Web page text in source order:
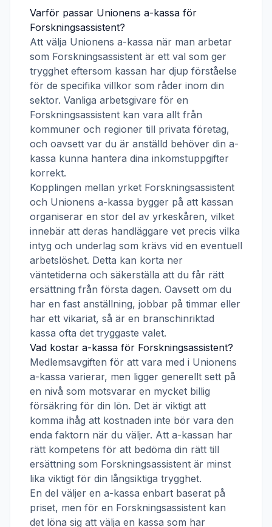
Varför passar Unionens a-kassa för
Forskningsassistent?
Att välja Unionens a-kassa när man arbetar
som Forskningsassistent är ett val som ger
trygghet eftersom kassan har djup förståelse
för de specifika villkor som råder inom din
sektor. Vanliga arbetsgivare för en
Forskningsassistent kan vara allt från
kommuner och regioner till privata företag,
och oavsett var du är anställd behöver din a-
kassa kunna hantera dina inkomstuppgifter
korrekt.
Kopplingen mellan yrket Forskningsassistent
och Unionens a-kassa bygger på att kassan
organiserar en stor del av yrkeskåren, vilket
innebär att deras handläggare vet precis vilka
intyg och underlag som krävs vid en eventuell
arbetslöshet. Detta kan korta ner
väntetiderna och säkerställa att du får rätt
ersättning från första dagen. Oavsett om du
har en fast anställning, jobbar på timmar eller
har ett vikariat, så är en branschinriktad
kassa ofta det tryggaste valet.
Vad kostar a-kassa för Forskningsassistent?
Medlemsavgiften för att vara med i Unionens
a-kassa varierar, men ligger generellt sett på
en nivå som motsvarar en mycket billig
försäkring för din lön. Det är viktigt att
komma ihåg att kostnaden inte bör vara den
enda faktorn när du väljer. Att a-kassan har
rätt kompetens för att bedöma din rätt till
ersättning som Forskningsassistent är minst
lika viktigt för din långsiktiga trygghet.
En del väljer en a-kassa enbart baserat på
priset, men för en Forskningsassistent kan
det löna sig att välja en kassa som har